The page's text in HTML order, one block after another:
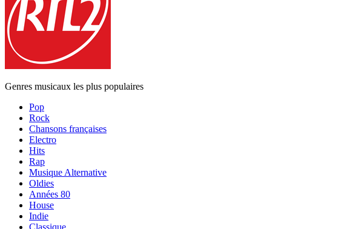
Genres musicaux les plus populaires
Pop
Rock
Chansons françaises
Electro
Hits
Rap
Musique Alternative
Oldies
Années 80
House
Indie